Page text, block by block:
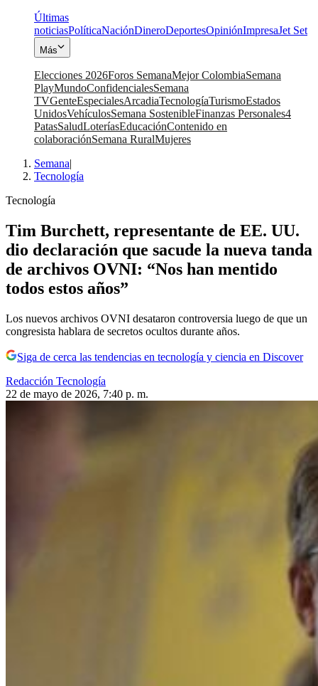
Últimas
noticiasPolíticaNaciónDineroDeportesOpiniónImpresaJet Set
Más
Elecciones 2026Foros SemanaMejor ColombiaSemana
PlayMundoConfidencialesSemana
TVGenteEspecialesArcadiaTecnologíaTurismoEstados
UnidosVehículosSemana SostenibleFinanzas Personales4
PatasSaludLoteríasEducaciónContenido en
colaboraciónSemana RuralMujeres
Semana|
Tecnología
Tecnología
Tim Burchett, representante de EE. UU.
dio declaración que sacude la nueva tanda
de archivos OVNI: “Nos han mentido
todos estos años”
Los nuevos archivos OVNI desataron controversia luego de que un
congresista hablara de secretos ocultos durante años.
Siga de cerca las tendencias en tecnología y ciencia en Discover
Redacción Tecnología
22 de mayo de 2026, 7:40 p. m.